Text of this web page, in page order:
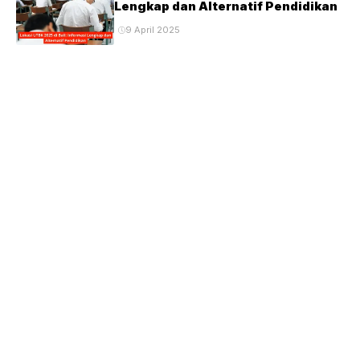
Lengkap dan Alternatif Pendidikan
9 April 2025